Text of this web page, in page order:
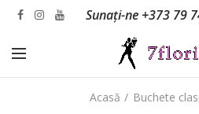
Sunați-ne +373 79
Acasă Buchete